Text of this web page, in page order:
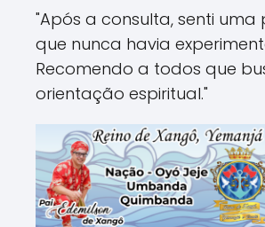
"Após a consulta, senti uma
que nunca havia
Recomendo a todos que
orientação espiritual."